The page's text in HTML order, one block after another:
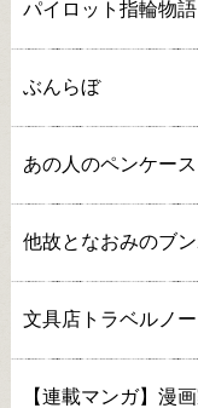
パイロット指輪物語
ぶんらぼ
あの人のペンケース
他故となおみのブ
文具店トラベルノー
【連載マンガ】漫